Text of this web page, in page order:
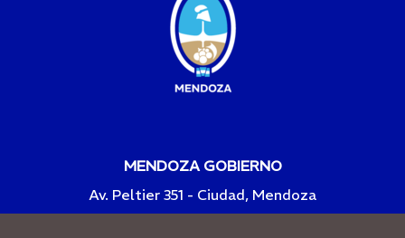
MENDOZA GOBIERNO
Av. Peltier 351 - Ciudad, Mendoza